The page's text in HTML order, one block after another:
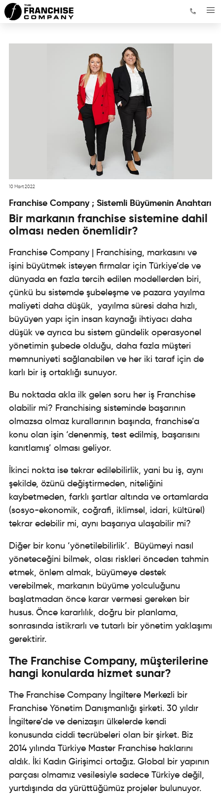
10 Mart 2022
Franchise Company ; Sistemli Büyümenin Anahtarı
Bir markanın franchise sistemine dahil
olması neden önemlidir?
Franchise Company | Franchising, markasını ve
işini büyütmek isteyen firmalar için Türkiye’de ve
dünyada en fazla tercih edilen modellerden biri,
çünkü bu sistemde şubeleşme ve pazara yayılma
maliyeti daha düşük, yayılma süresi daha hızlı,
büyüyen yapı için insan kaynağı ihtiyacı daha
düşük ve ayrıca bu sistem gündelik operasyonel
yönetimin şubede olduğu, daha fazla müşteri
memnuniyeti sağlanabilen ve her iki taraf için de
karlı bir iş ortaklığı sunuyor.
Bu noktada akla ilk gelen soru her iş Franchise
olabilir mi? Franchising sisteminde başarının
olmazsa olmaz kurallarının başında, franchise’a
konu olan işin ‘denenmiş, test edilmiş, başarısını
kanıtlamış’ olması geliyor.
İkinci nokta ise tekrar edilebilirlik, yani bu iş, aynı
şekilde, özünü değiştirmeden, niteliğini
kaybetmeden, farklı şartlar altında ve ortamlarda
(sosyo-ekonomik, coğrafi, iklimsel, idari, kültürel)
tekrar edebilir mi, aynı başarıya ulaşabilir mi?
Diğer bir konu ‘yönetilebilirlik’. Büyümeyi nasıl
yöneteceğini bilmek, olası riskleri önceden tahmin
etmek, önlem almak, büyümeye destek
verebilmek, markanın büyüme yolculuğunu
başlatmadan önce karar vermesi gereken bir
husus. Önce kararlılık, doğru bir planlama,
sonrasında istikrarlı ve tutarlı bir yönetim yaklaşımı
gerektirir.
The Franchise Company, müşterilerine
hangi konularda hizmet sunar?
The Franchise Company İngiltere Merkezli bir
Franchise Yönetim Danışmanlığı şirketi. 30 yıldır
İngiltere’de ve denizaşırı ülkelerde kendi
konusunda ciddi tecrübeleri olan bir şirket. Biz
2014 yılında Türkiye Master Franchise haklarını
aldık. İki Kadın Girişimci ortağız. Global bir yapının
parçası olmamız vesilesiyle sadece Türkiye değil,
yurtdışında da yürüttüğümüz projeler bulunuyor.